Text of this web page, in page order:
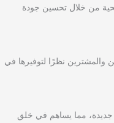
صحية من خلال تحسين جودة
والمشترين نظرًا لتوفيرها في
جديدة، مما يساهم في خلق